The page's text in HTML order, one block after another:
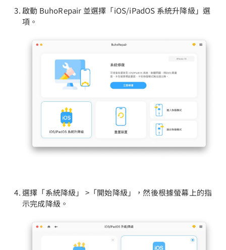
啟動 BuhoRepair 並選擇「iOS/iPadOS 系統升降級」選
項。
選擇「系統降級」 >「開始降級」，然後根據螢幕上的指
示完成降級。